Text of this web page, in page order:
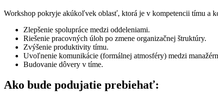
Workshop pokryje akúkoľvek oblasť, ktorá je v kompetencii tímu a
Zlepšenie spolupráce medzi oddeleniami.
Riešenie pracovných úloh po zmene organizačnej štruktúry.
Zvýšenie produktivity tímu.
Uvoľnenie komunikácie (formálnej atmosféry) medzi
Budovanie dôvery v tíme.
Ako bude podujatie prebiehať: